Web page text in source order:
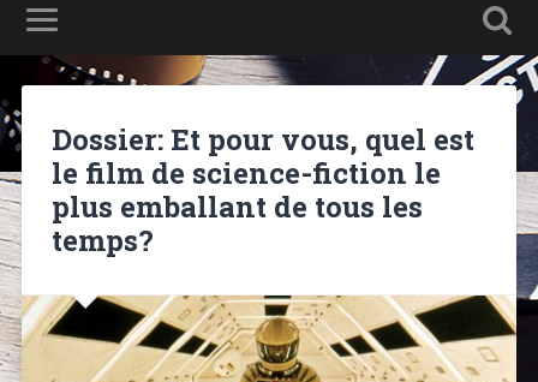
Dossier: Et pour vous, quel est
le film de science-fiction le
plus emballant de tous les
temps?